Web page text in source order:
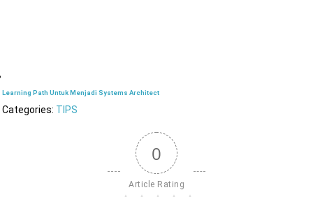
Learning Path Untuk Menjadi Systems Architect
Categories: TIPS
0
Article Rating